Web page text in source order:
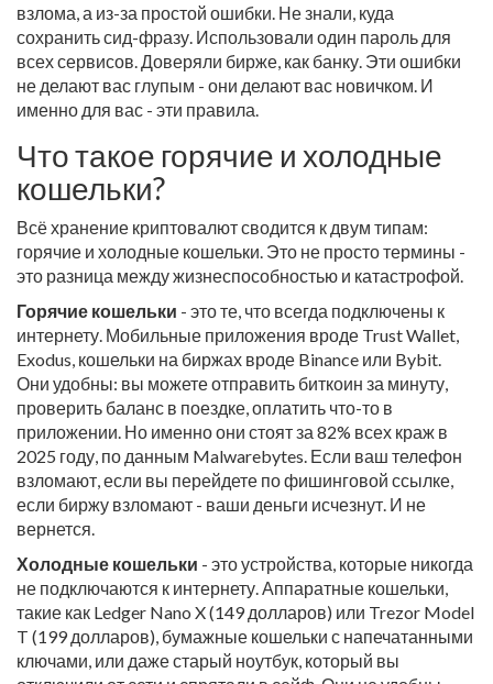
взлома, а из-за простой ошибки. Не знали, куда
сохранить сид-фразу. Использовали один пароль для
всех сервисов. Доверяли бирже, как банку. Эти ошибки
не делают вас глупым - они делают вас новичком. И
именно для вас - эти правила.
Что такое горячие и холодные
кошельки?
Всё хранение криптовалют сводится к двум типам:
горячие и холодные кошельки. Это не просто термины -
это разница между жизнеспособностью и катастрофой.
Горячие кошельки - это те, что всегда подключены к
интернету. Мобильные приложения вроде Trust Wallet,
Exodus, кошельки на биржах вроде Binance или Bybit.
Они удобны: вы можете отправить биткоин за минуту,
проверить баланс в поездке, оплатить что-то в
приложении. Но именно они стоят за 82% всех краж в
2025 году, по данным Malwarebytes. Если ваш телефон
взломают, если вы перейдете по фишинговой ссылке,
если биржу взломают - ваши деньги исчезнут. И не
вернется.
Холодные кошельки - это устройства, которые никогда
не подключаются к интернету. Аппаратные кошельки,
такие как Ledger Nano X (149 долларов) или Trezor Model
T (199 долларов), бумажные кошельки с напечатанными
ключами, или даже старый ноутбук, который вы